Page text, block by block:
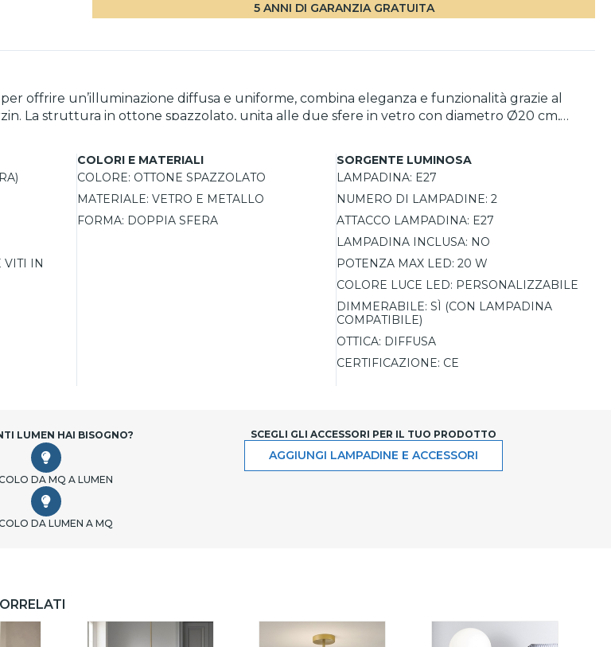
5 ANNI DI GARANZIA GRATUITA
offrire un’illuminazione diffusa e uniforme, combina eleganza e funzionalità grazie al
La struttura in ottone spazzolato, unita alle due sfere in vetro con diametro Ø20 cm,
lampadine LED di ultima
esigenze dell’ambiente. La plafoniera è completa di fissaggi a tasselli e viti per
al grado di protezione IP20, offre un connubio perfetto tra design e versatilità.
VITI IN
COLORI E MATERIALI
COLORE: OTTONE SPAZZOLATO
MATERIALE: VETRO E METALLO
FORMA: DOPPIA SFERA
SORGENTE LUMINOSA
LAMPADINA: E27
NUMERO DI LAMPADINE: 2
ATTACCO LAMPADINA: E27
LAMPADINA INCLUSA: NO
POTENZA MAX LED: 20 W
COLORE LUCE LED: PERSONALIZZABILE
DIMMERABILE: SÌ (CON LAMPADINA
COMPATIBILE)
OTTICA: DIFFUSA
CERTIFICAZIONE: CE
LUMEN HAI BISOGNO?
DA MQ A LUMEN
DA LUMEN A MQ
SCEGLI GLI ACCESSORI PER IL TUO PRODOTTO
AGGIUNGI LAMPADINE E ACCESSORI